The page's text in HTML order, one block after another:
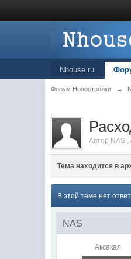
Nhouse.ru
Форум Новостройки →
.
Автор NAS ,
Тема находится в
В этой теме нет
NAS
Аксакал